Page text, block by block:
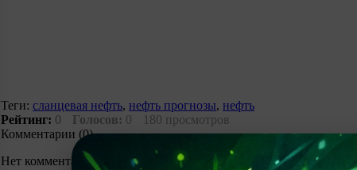
Теги: сланцевая нефть, нефть прогнозы, нефть
Рейтинг: 0 Голосов: 0
180 просмотров
Комментарии (0)
Нет комментариев. Ваш будет первым!